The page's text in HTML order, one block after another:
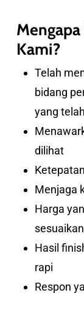
Kami?
Telah
bidang
yang
dilihat
Menjaga
Harga
Hasil
rapi
Respon